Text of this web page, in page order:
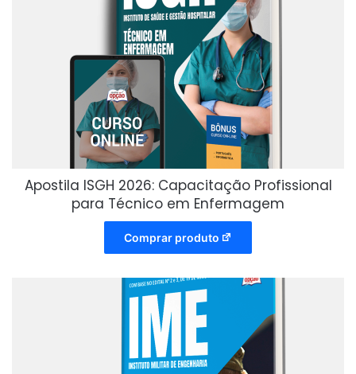
Apostila ISGH 2026: Capacitação Profissional
para Técnico em Enfermagem
Comprar produto